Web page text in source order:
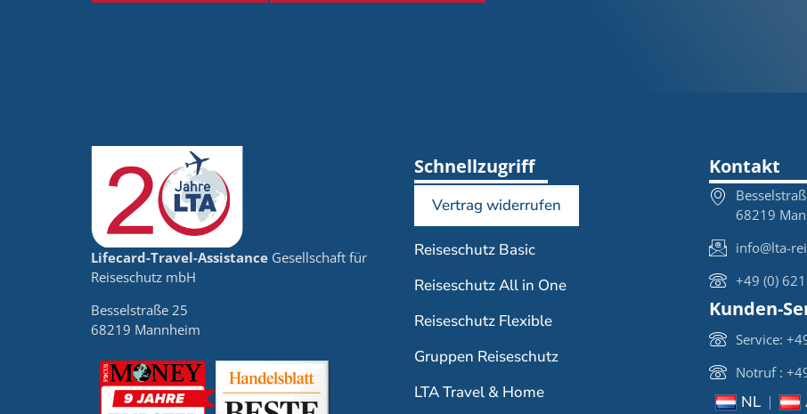
Lifecard-Travel-Assistance Gesellschaft für
Reiseschutz mbH
Besselstraße 25
68219 Mannheim
Schnellzugriff
Vertrag widerrufen
Reiseschutz Basic
Reiseschutz All in One
Reiseschutz Flexible
Gruppen Reiseschutz
LTA Travel & Home
Kontakt
68219
info@lta-
+49 (0)
Kunden-
Service:
Notruf :
NL